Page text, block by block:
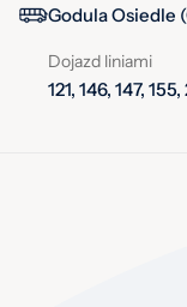
Godula Osiedle
Dojazd liniami
121, 146, 147,